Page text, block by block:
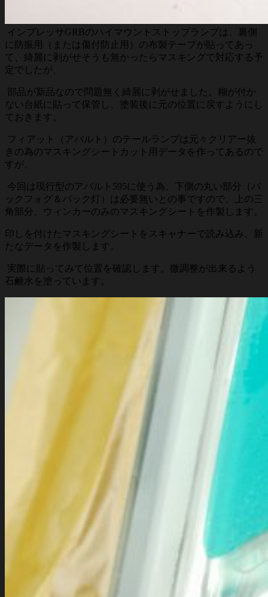
インプレッサGRBのハイマウントストップランプは、裏側
に防振用（または傷付防止用）の布製テープが貼ってあっ
て、綺麗に剥がせそうも無かったらマスキングで対応する予
定でしたが、
部品が新品なので問題無く綺麗に剥がせました。糊が付か
ない台紙に貼って保管し、塗装後に元の位置に戻すようにし
ておきます。
フィアット（アバルト）のテールランプは元々クリアー抜
きの為のマスキングシートカット用データを作ってあるので
すが、
今回は現行型のアバルト595に使う為、下側の丸い部分（バ
ックフォグ＆バック灯）は必要無いとの事ですので、上の三
角部分、ウィンカーのみのマスキングシートを作製します。
印しを付けたマスキングシートをスキャナーで読み込み、新
たなデータを作製します。
実際に貼ってみて位置を確認します。微調整が出来るよう
石鹸水を塗っています。